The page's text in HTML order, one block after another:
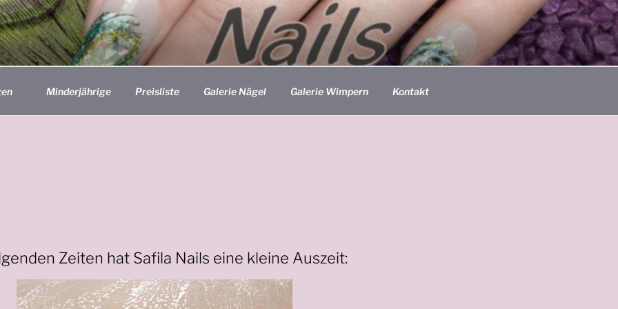
SAFILA NAILS
Minderjährige Preisliste Galerie Nägel Galerie Wimpern Kontakt
Zeiten hat Safila Nails eine kleine Auszeit: